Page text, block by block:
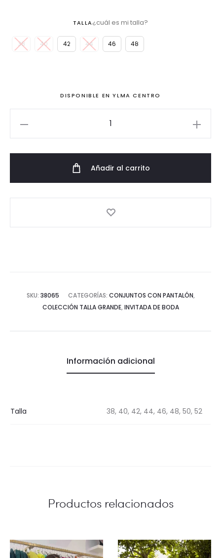
TALLA¿cuál es mi talla?
38 40 42 44 46 48
DISPONIBLE EN YLMA CENTRO
raso
Añadir al carrito
SKU: 38065 CATEGORÍAS: CONJUNTOS CON PANTALÓN,
COLECCIÓN TALLA GRANDE, INVITADA DE BODA
Información adicional
Talla 38, 40, 42, 44, 46, 48, 50, 52
Productos relacionados